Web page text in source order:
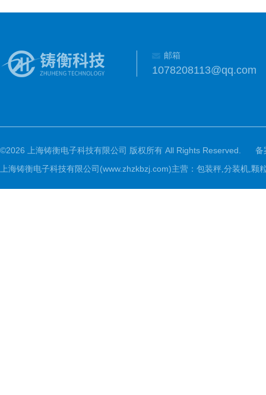
邮箱
1078208113@qq.com
©2026 上海铸衡电子科技有限公司 版权所有 All Rights Reserved.
备
上海铸衡电子科技有限公司(www.zhzkbzj.com)主营： 包装秤,分装机,颗